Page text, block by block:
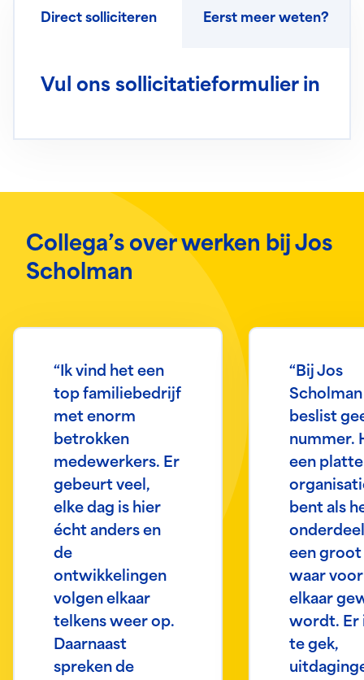
Direct solliciteren Eerst meer weten?
Vul ons sollicitatieformulier in
Collega’s over werken bij Jos
Scholman
“Ik vind het een
top familiebedrijf
met enorm
betrokken
medewerkers. Er
gebeurt veel,
elke dag is hier
écht anders en
de
ontwikkelingen
volgen elkaar
telkens weer op.
Daarnaast
spreken de
“Bij Jos
beslist
nummer.
een platte
bent als
een groot
waar
elkaar
wordt. Er
te gek,